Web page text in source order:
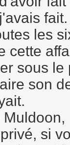
les
cette
sous
son
si